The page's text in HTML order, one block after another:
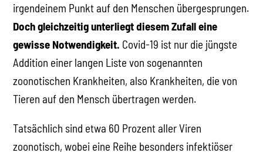
irgendeinem Punkt auf den Menschen übergesprungen.
Doch gleichzeitig unterliegt diesem Zufall eine
gewisse Notwendigkeit. Covid-19 ist nur die jüngste
Addition einer langen Liste von sogenannten
zoonotischen Krankheiten, also Krankheiten, die von
Tieren auf den Mensch übertragen werden.
Tatsächlich sind etwa 60 Prozent aller Viren
zoonotisch, wobei eine Reihe besonders infektiöser